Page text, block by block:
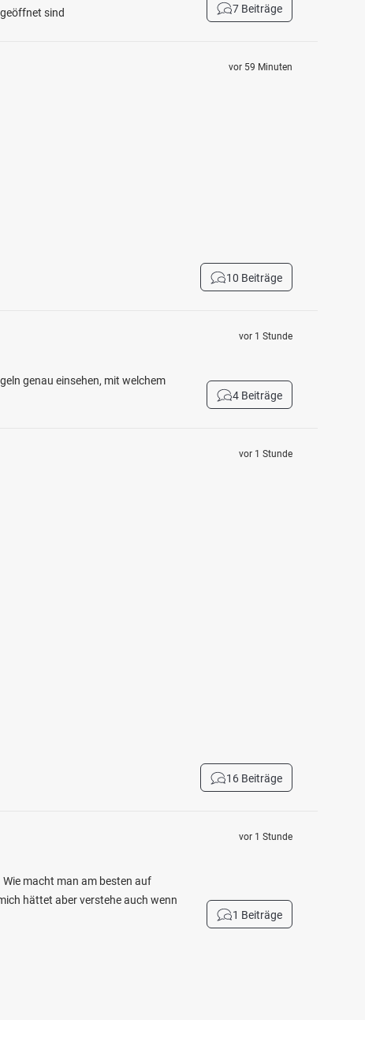
sind 7 Beiträge
vor 59 Minuten
10 Beiträge
genau einsehen, mit welchem
vor 1 Stunde
4 Beiträge
vor 1 Stunde
16 Beiträge
macht man am besten auf
hättet aber verstehe auch wenn
vor 1 Stunde
1 Beiträge